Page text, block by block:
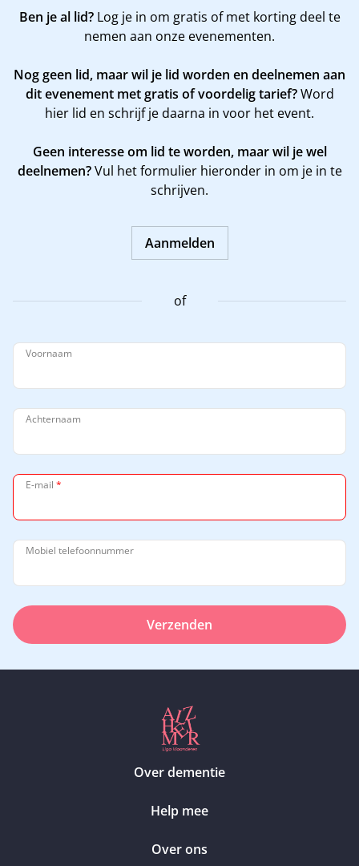
Ben je al lid?Log je in om gratis of met korting deel te
nemen aan onze evenementen.
Nog geen lid, maar wil je lid worden en deelnemen aan
dit evenement met gratis of voordelig tarief?Word
hier lid en schrijf je daarna in voor het event.
Geen interesse om lid te worden, maar wil je wel
deelnemen?Vul het formulier hieronder in om je in te
schrijven.
Aanmelden
of
Voornaam
Achternaam
E-mail *
Mobiel telefoonnummer
Verzenden
Over dementie
Help mee
Over ons